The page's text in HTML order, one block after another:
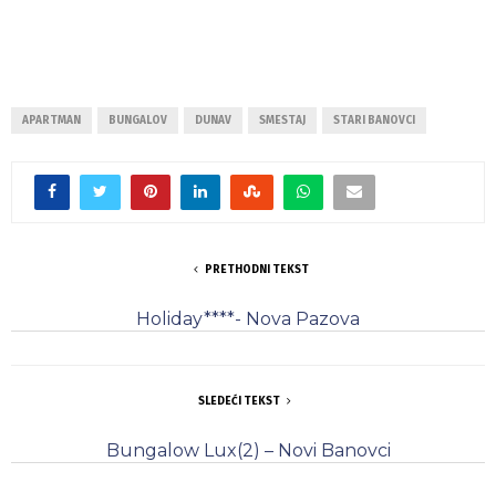
APARTMAN BUNGALOV DUNAV SMESTAJ STARI BANOVCI
PRETHODNI TEKST
Holiday****- Nova Pazova
SLEDEĆI TEKST
Bungalow Lux(2) – Novi Banovci